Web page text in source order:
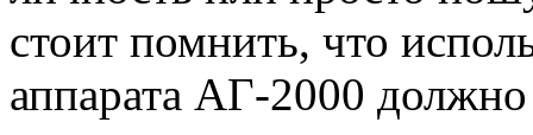
стоит помнить, что
аппарата АГ-2000